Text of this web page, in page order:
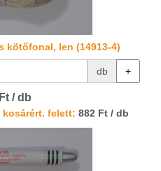
kötőfonal, len (14913-4)
db +
/ db
kosárért. felett: 882 Ft / db